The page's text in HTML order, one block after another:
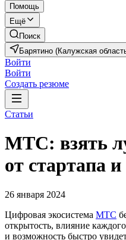
Помощь
Ещё
Поиск
Барятино (Калужская
Войти
Войти
Создать резюме
Статьи
МТС: взять
от стартапа
26 января 2024
Цифровая экосистема МТС
открытость, влияние
и возможность быстро